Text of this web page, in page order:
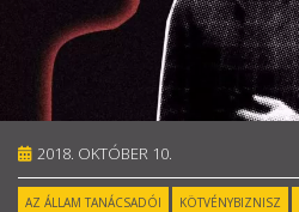
CSAPAT
MŰKÖDÉS
TÁMOGATÁS
2018. OKTÓBER 10.
AZ ÁLLAM TANÁCSADÓI KÖTVÉNYBIZNISZ